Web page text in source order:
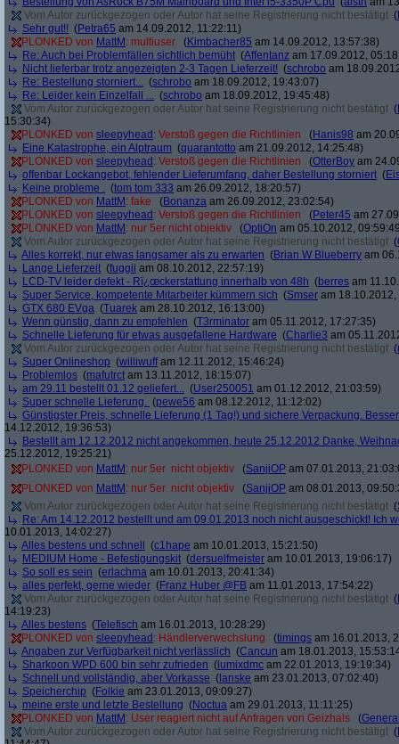
Vom Autor zurückgezogen oder Autor hat seine Registrierung nicht bestätigt (
Sehr gut!! (Petra65 am 14.09.2012, 11:22:11)
PLONKED von MattM : multiuser (Kimbacher85 am 14.09.2012, 13:57:38)
Re: Auch bei Problemfällen sichtlich bemüht (Affentanz am 17.09.2012,
Nicht lieferbar trotz angezeigten 2-3 Tagen Lieferzeit! (schrobo am
Re: Bestellung storniert... (schrobo am 18.09.2012, 19:43:07)
Re: Leider kein Einzelfall ... (schrobo am 18.09.2012, 19:45:48)
Vom Autor zurückgezogen oder Autor hat seine Registrierung nicht bestätigt (
15:30:34)
PLONKED von sleepyhead : Verstoß gegen die Richtlinien (Hanis98 am
Eine Katastrophe, ein Alptraum (quarantotto am 21.09.2012, 14:25:48)
PLONKED von sleepyhead : Verstoß gegen die Richtlinien (OtterBoy am
offenbar Lockangebot, fehlender Lieferumfang, daher Bestellung storniert (
Keine probleme . (tom tom 333 am 26.09.2012, 18:20:57)
PLONKED von MattM : fake (Bonanza am 26.09.2012, 23:02:54)
PLONKED von sleepyhead : Verstoß gegen die Richtlinien (Peter45 am
PLONKED von MattM : nur 5er nicht objektiv (OptiOn am 05.10.2012,
Vom Autor zurückgezogen oder Autor hat seine Registrierung nicht bestätigt (
Alles korrekt, nur etwas langsamer als zu erwarten (Brian W Blueberry am
Lange Lieferzeit (fuggii am 08.10.2012, 22:57:19)
LCD-TV leider defekt - Rï¿œckerstattung innerhalb von 48h (berres am
Super Service, kompetente Mitarbeiter kümmern sich (Smser am
GTX 680 EVga (Tuarek am 28.10.2012, 16:13:00)
Wenn günstig, dann zu empfehlen (T3rminator am 05.11.2012, 17:27:35)
Schnelle Lieferung für etwas ausgefallene Hardware (Charlie3 am
Vom Autor zurückgezogen oder Autor hat seine Registrierung nicht bestätigt (
Super Onlineshop (williwuffam 12.11.2012, 15:46:24)
Problemlos (mafutrct am 13.11.2012, 18:15:07)
am 29.11 bestellt 01.12 geliefert... (User250051 am 01.12.2012, 21:03:59)
Super schnelle Lieferung. (pewe56 am 08.12.2012, 11:12:02)
Günstigster Preis, schnelle Lieferung (1 Tag!) und sichere Verpackung.
14.12.2012, 19:36:53)
Bestellt am 12.12.2012 nicht angekommen, heute 25.12.2012 Danke,
25.12.2012, 19:25:21)
PLONKED von MattM : nur 5er  nicht objektiv (SanjiOP am 07.01.2013,
PLONKED von MattM : nur 5er  nicht objektiv (SanjiOP am 08.01.2013,
Vom Autor zurückgezogen oder Autor hat seine Registrierung nicht bestätigt (
Re: Am 14.12.2012 bestellt und am 09.01.2013 noch nicht ausgeschickt! Ich
10.01.2013, 14:02:27)
Alles bestens und schnell
(c1hape am 10.01.2013, 15:21:50)
MEDIUM Home - Befestigungskit (dersuelfmeister am 10.01.2013, 19:06:17)
So soll es sein (erlachma am 10.01.2013, 20:41:34)
alles perfekt, gerne wieder (Franz Huber @FB am 11.01.2013, 17:54:22)
Vom Autor zurückgezogen oder Autor hat seine Registrierung nicht bestätigt (
14:19:23)
Alles bestens (Telefisch am 16.01.2013, 10:28:29)
PLONKED von sleepyhead : Händlerverwechslung (timings am 16.01.2013,
Angaben zur Verfügbarkeit nicht verlässlich (Cancun am 18.01.2013,
Sharkoon WPD 600 bin sehr zufrieden ( lumixdmc am 22.01.2013, 19:19:34)
Schnell und vollständig, aber Vorkasse ( lanske am 23.01.2013, 07:02:40)
Speicherchip (Folkie am 23.01.2013, 09:09:27)
meine erste und letzte Bestellung (Noctua am 29.01.2013, 11:11:25)
PLONKED von MattM : User reagiert nicht auf Anfragen von Geizhals (
Vom Autor zurückgezogen oder Autor hat seine Registrierung nicht bestätigt (